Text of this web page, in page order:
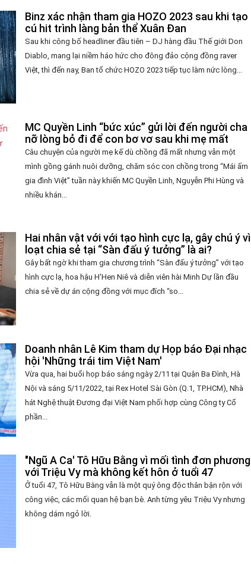
Binz xác nhận tham gia HOZO 2023 sau khi tạo
cú hit trình làng bản thể Xuân Đan
Sau khi công bố headliner đầu tiên – DJ hàng đầu Thế giới Don
Diablo, mang lại niềm háo hức cho đông đảo cộng đồng raver
Việt, thì đến nay, Ban tổ chức HOZO 2023 tiếp tục làm nức lòng...
MC Quyền Linh “bức xúc” gửi lời đến người cha
nỡ lòng bỏ đi để con bơ vơ sau khi mẹ mất
Câu chuyện của người mẹ kế dù chồng đã mất nhưng vẫn một
mình gồng gánh nuôi dưỡng, chăm sóc con chồng trong “Mái ấm
gia đình Việt” tuần này khiến MC Quyền Linh, Nguyễn Phi Hùng và
nhiều khán...
Hai nhân vật với với tạo hình cực lạ, gây chú ý vì
loạt chia sẻ tại “Sàn đấu ý tưởng” là ai?
Gây bất ngờ khi tham gia chương trình “Sàn đấu ý tưởng” với tạo
hình cực lạ, hoa hậu H'Hen Niê và diễn viên hài Minh Dự lần đầu
chia sẻ về dự án cộng đồng với mục đích “so...
Doanh nhân Lê Kim tham dự Họp báo Đại nhạc
hội 'Những trái tim Việt Nam'
Vừa qua, hai buổi họp báo sáng ngày 2/11 tại Quận Ba Đình, Hà
Nội và sáng 5/11/2022, tại Rex Hotel Sài Gòn (Q.1, TP.HCM), Nhà
hát Nghệ thuật Đương đại Việt Nam phối hợp cùng Công ty Cổ
phần...
"Ngũ A Ca' Tô Hữu Bằng vì mối tình đơn phương
với Triệu Vy mà không kết hôn ở tuổi 47
Ở tuổi 47, Tô Hữu Bằng vẫn là một quý ông độc thân bận rộn với
công việc, các mối quan hệ bạn bè. Anh từng yêu Triệu Vy nhưng
không dám ngỏ lời.